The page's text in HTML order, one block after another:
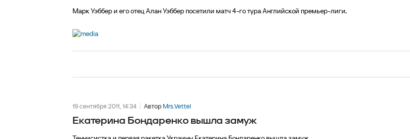
Марк Уэббер и его отец Алан Уэббер посетили матч 4-го тура Английской премьер-лиги.
19 сентября 2011, 14:34 Автор Mrs.Vettel
Екатерина Бондаренко вышла замуж